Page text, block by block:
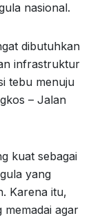
nasional.
dibutuhkan
infrastruktur
tebu menuju
– Jalan
kuat sebagai
yang
Karena itu,
agar